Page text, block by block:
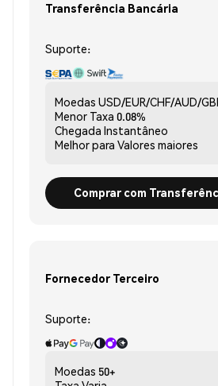
Transferência Bancária
Suporte:
Moedas USD/EUR/CHF/AUD/
Menor Taxa 0.08%
Chegada Instantâneo
Melhor para Valores maiores
Comprar com
Fornecedor Terceiro
Suporte:
Moedas 50+